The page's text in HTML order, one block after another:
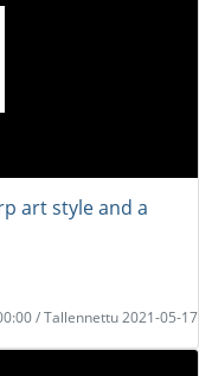
art style and a
/ Tallennettu 2021-05-17